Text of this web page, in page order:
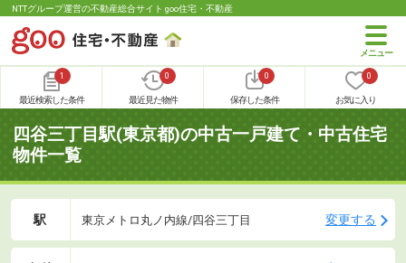
NTTグループ運営の不動産総合サイト goo住宅・不動産
1
最近検索した条件
0
最近見た物件
0
保存した条件
0
お気に入り
四谷三丁目駅(東京都)の中古一戸建て・中古住宅
物件一覧
駅 東京メトロ丸ノ内線/四谷三丁目 変更する